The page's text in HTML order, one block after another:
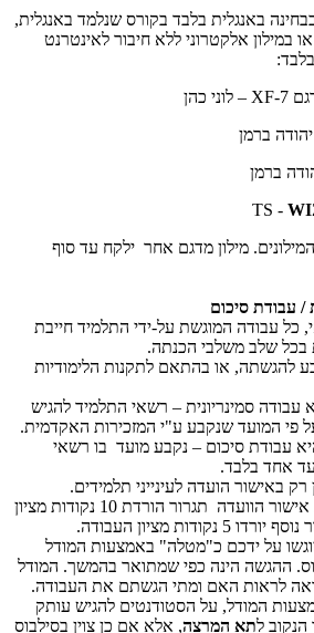
באנגלית בלבד בקורס שנלמד באנגלית,
במילון אלקטרוני ללא חיבור לאינטרנט
XF-7 – לוני כהן
יהודה ברמן
יהודה ברמן
TS -
מילון מדגם אחר ילקח עד סוף
/ עבודת סיכום
כל עבודה המוגשת על-ידי התלמיד חייבת
בכל שלב משלבי הכנתה.
להגשתה, או בהתאם לתקנות הלימודיות
סמינריונית – רשאי התלמיד להגיש
פי המועד שנקבע ע"י המזכירות האקדמית.
עבודת סיכום – נקבע מועד בו רשאי
אחד בלבד.
באישור הועדה לעינייני תלמידים.
הגשת עבודה באיחור וללא אישור הוועדה תגרור הורדת 10 נקודות מציון
מציון העבודה.
על ידכם כ"מטלה" באמצעות המודל
ההגשה הינה כפי שמתואר בהמשך. המודל
לראות האם ומתי הגשתם את העבודה.
המודל, על הסטודנטים להגיש עותק
לתא המרצה, אלא אם כן צוין בסילבוס